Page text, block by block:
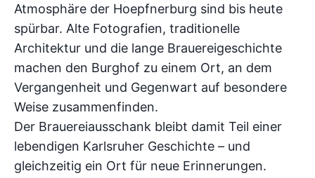
Atmosphäre der Hoepfnerburg sind bis heute
spürbar. Alte Fotografien, traditionelle
Architektur und die lange Brauereigeschichte
machen den Burghof zu einem Ort, an dem
Vergangenheit und Gegenwart auf besondere
Weise zusammenfinden.
Der Brauereiausschank bleibt damit Teil einer
lebendigen Karlsruher Geschichte – und
gleichzeitig ein Ort für neue Erinnerungen.